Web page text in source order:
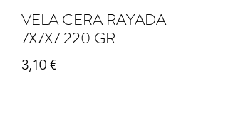
VELA CERA RAYADA
7X7X7 220 GR
3,10 €Prix